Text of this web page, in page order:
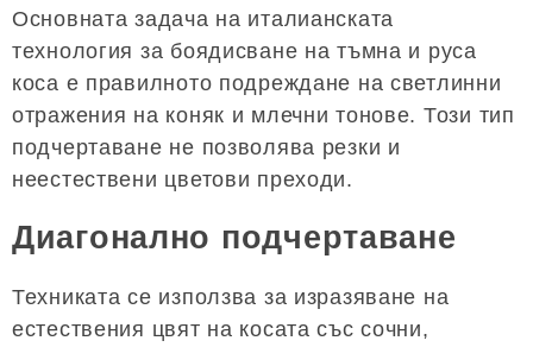
Основната задача на италианската
технология за боядисване на тъмна и руса
коса е правилното подреждане на светлинни
отражения на коняк и млечни тонове. Този тип
подчертаване не позволява резки и
неестествени цветови преходи.
Диагонално подчертаване
Техниката се използва за изразяване на
естествения цвят на косата със сочни,